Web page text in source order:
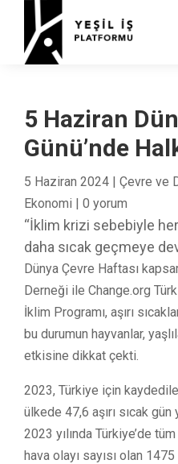
5 Haziran
Günü’nde
5 Haziran 2024 | Çevre ve
Ekonomi | 0 yorum
“İklim krizi sebebiyle
daha sıcak geçmeye
Dünya Çevre Haftası
Derneği ile Change.org
İklim Programı, aşırı
bu durumun hayvanlar,
etkisine dikkat çekti.
2023, Türkiye için
ülkede 47,6 aşırı sıcak
2023 yılında Türkiye’de
hava olayı sayısı olan